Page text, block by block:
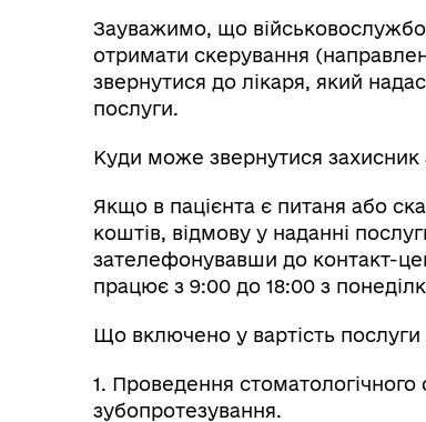
Зауважимо, що
отримати скерування
звернутися до лікаря, який
послуги.
Куди може звернутися захисник
Якщо в пацієнта є питаня або
коштів, відмову у наданні
зателефонувавши до контакт-
працює з 9:00 до 18:00 з
Що включено у вартість послуги
1. Проведення
зубопротезування.